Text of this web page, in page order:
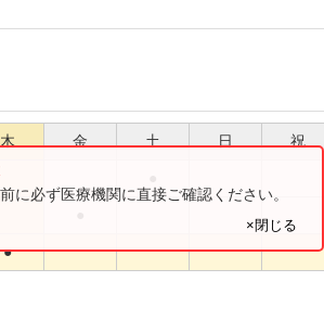
木 金 土 日 祝
●
に必ず医療機関に直接ご確認ください。
×閉じる